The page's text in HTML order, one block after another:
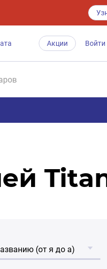
Акции Войти
(от я до а)